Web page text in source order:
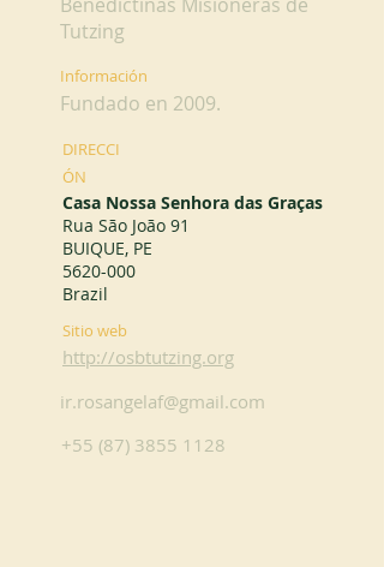
Tutzing
Información
Fundado en 2009.
DIRECCI
ÓN
Casa Nossa Senhora das Graças
Rua São João 91
BUIQUE, PE
5620-000
Brazil
Sitio web
http://osbtutzing.org
ir.rosangelaf@gmail.com
+55 (87) 3855 1128